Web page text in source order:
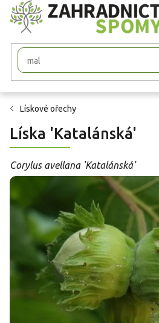
Přejít
na
obsah
Lískové ořechy
Líska 'Katalánská'
Corylus avellana 'Katalánská'